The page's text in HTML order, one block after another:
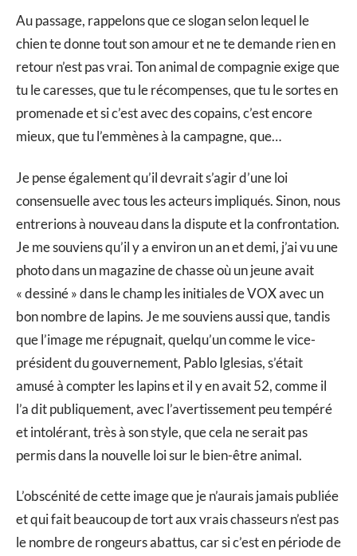
Au passage, rappelons que ce slogan selon lequel le
chien te donne tout son amour et ne te demande rien en
retour n’est pas vrai. Ton animal de compagnie exige que
tu le caresses, que tu le récompenses, que tu le sortes en
promenade et si c’est avec des copains, c’est encore
mieux, que tu l’emmènes à la campagne, que…
Je pense également qu’il devrait s’agir d’une loi
consensuelle avec tous les acteurs impliqués. Sinon, nous
entrerions à nouveau dans la dispute et la confrontation.
Je me souviens qu’il y a environ un an et demi, j’ai vu une
photo dans un magazine de chasse où un jeune avait
« dessiné » dans le champ les initiales de VOX avec un
bon nombre de lapins. Je me souviens aussi que, tandis
que l’image me répugnait, quelqu’un comme le vice-
président du gouvernement, Pablo Iglesias, s’était
amusé à compter les lapins et il y en avait 52, comme il
l’a dit publiquement, avec l’avertissement peu tempéré
et intolérant, très à son style, que cela ne serait pas
permis dans la nouvelle loi sur le bien-être animal.
L’obscénité de cette image que je n’aurais jamais publiée
et qui fait beaucoup de tort aux vrais chasseurs n’est pas
le nombre de rongeurs abattus, car si c’est en période de